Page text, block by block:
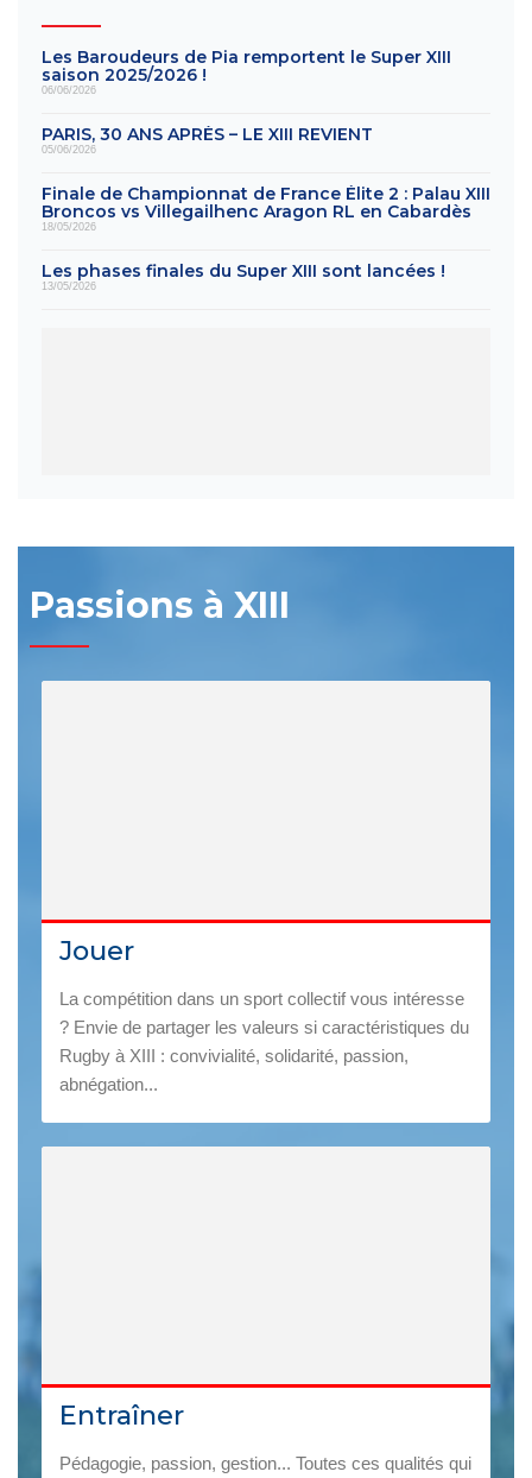
Les Baroudeurs de Pia remportent le Super XIII
saison 2025/2026 !
06/06/2026
PARIS, 30 ANS APRÈS – LE XIII REVIENT
05/06/2026
Finale de Championnat de France Élite 2 : Palau XIII
Broncos vs Villegailhenc Aragon RL en Cabardès
18/05/2026
Les phases finales du Super XIII sont lancées !
13/05/2026
Passions à XIII
Jouer
La compétition dans un sport collectif vous intéresse
? Envie de partager les valeurs si caractéristiques du
Rugby à XIII : convivialité, solidarité, passion,
abnégation...
Entraîner
Pédagogie, passion, gestion... Toutes ces qualités qui